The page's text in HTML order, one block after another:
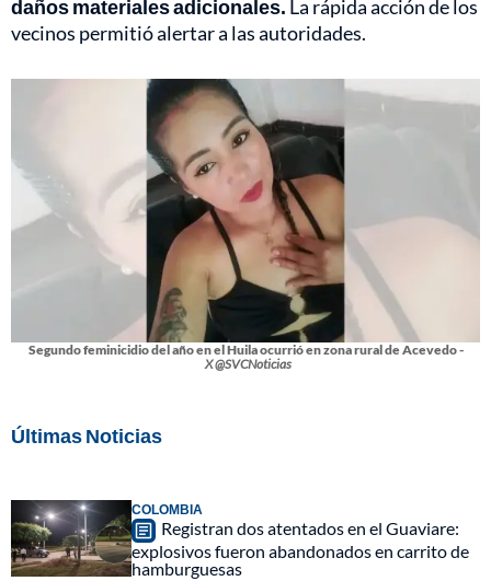
daños materiales adicionales. La rápida acción de los
vecinos permitió alertar a las autoridades.
Segundo feminicidio del año en el Huila ocurrió en zona rural de Acevedo -
X @SVCNoticias
Últimas Noticias
COLOMBIA
Registran dos atentados en el Guaviare:
explosivos fueron abandonados en carrito de
hamburguesas